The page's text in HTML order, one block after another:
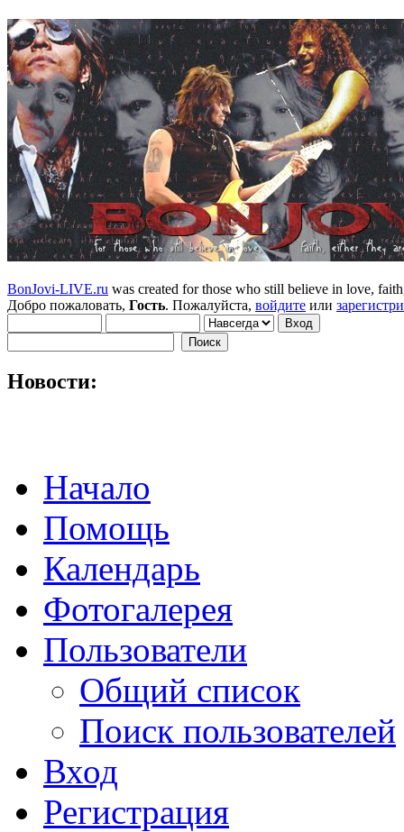
BonJovi-LIVE.ru was created for those who still believe in love,
Добро пожаловать, Гость. Пожалуйста, войдите или
Новости:
Начало
Помощь
Календарь
Фотогалерея
Пользователи
Общий список
Поиск пользователей
Вход
Регистрация